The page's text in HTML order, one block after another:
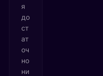
я
до
ст
ат
оч
но
ни